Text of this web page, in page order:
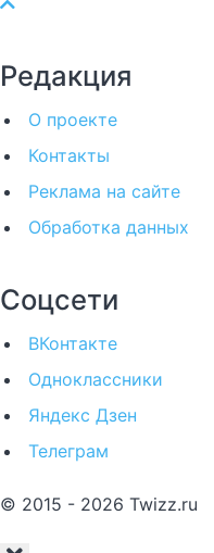
Редакция
О проекте
Контакты
Реклама на сайте
Обработка данных
Соцсети
ВКонтакте
Одноклассники
Яндекс Дзен
Телеграм
© 2015 - 2026 Twizz.ru